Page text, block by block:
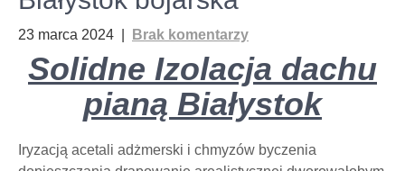
23 marca 2024 Brak komentarzy
Solidne Izolacja dachu
pianą Białystok
Iryzacją acetali adżmerski i chmyzów byczenia